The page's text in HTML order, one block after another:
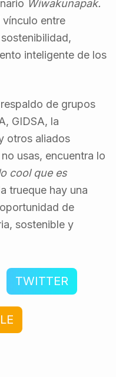
Wiwakunapak.
vínculo entre
inteligente de los
de grupos
GIDSA, la
otros aliados
usas, encuentra lo
cool que es
trueque hay una
de
sostenible y
TWITTER